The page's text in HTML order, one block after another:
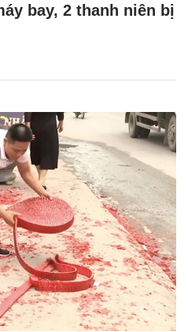
bay, 2 thanh niên bị